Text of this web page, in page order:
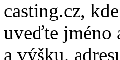
casting.cz,
uveďte jméno
a výšku,